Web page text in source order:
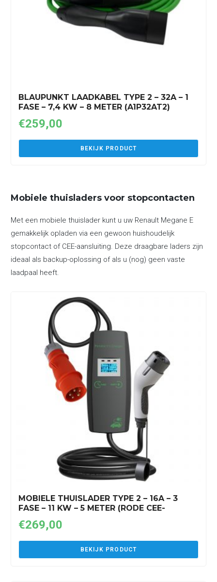
BLAUPUNKT LAADKABEL TYPE 2 – 32A – 1
FASE – 7,4 KW – 8 METER (A1P32AT2)
€259,00
BEKIJK PRODUCT
Mobiele thuisladers voor stopcontacten
Met een mobiele thuislader kunt u uw Renault Megane E
gemakkelijk opladen via een gewoon huishoudelijk
stopcontact of CEE-aansluiting. Deze draagbare laders zijn
ideaal als backup-oplossing of als u (nog) geen vaste
laadpaal heeft.
MOBIELE THUISLADER TYPE 2 – 16A – 3
FASE – 11 KW – 5 METER (RODE CEE-
€269,00
BEKIJK PRODUCT